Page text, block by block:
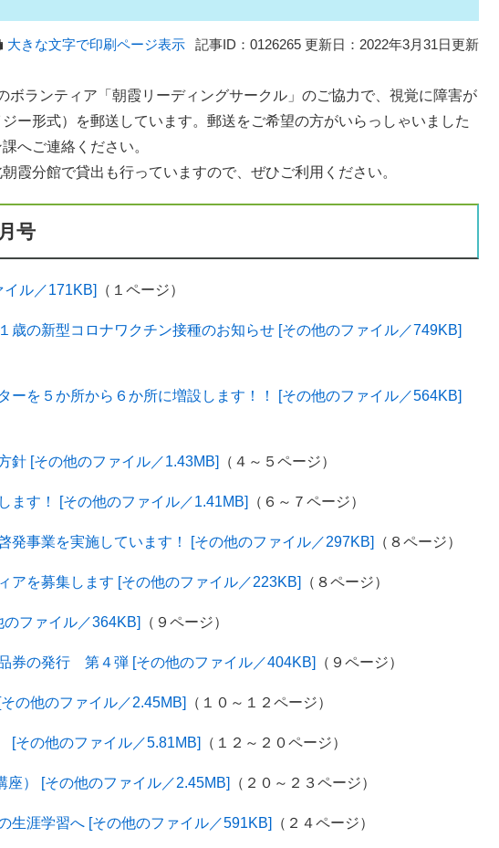
大きな文字で印刷ページ表示 記事ID：0126265 更新日：2022年3月31日更新
ボランティア「朝霞リーディングサークル」のご協力で、視覚に障害が
ー形式）を郵送しています。郵送をご希望の方がいらっしゃいました
へご連絡ください。
霞分館で貸出も行っていますので、ぜひご利用ください。
号
ル／171KB] （１ページ）
歳の新型コロナワクチン接種のお知らせ [その他のファイル／749KB]
ーを５か所から６か所に増設します！！ [その他のファイル／564KB]
[その他のファイル／1.43MB] （４～５ページ）
ます！ [その他のファイル／1.41MB] （６～７ページ）
発事業を実施しています！ [その他のファイル／297KB] （８ページ）
アを募集します [その他のファイル／223KB] （８ページ）
ファイル／364KB] （９ページ）
券の発行 第４弾 [その他のファイル／404KB] （９ページ）
の他のファイル／2.45MB] （１０～１２ページ）
[その他のファイル／5.81MB] （１２～２０ページ）
座） [その他のファイル／2.45MB] （２０～２３ページ）
生涯学習へ [その他のファイル／591KB] （２４ページ）